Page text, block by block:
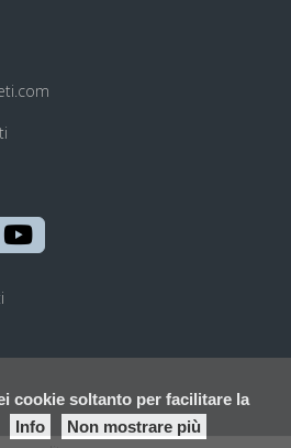
cookie soltanto per facilitare la
Info Non mostrare più